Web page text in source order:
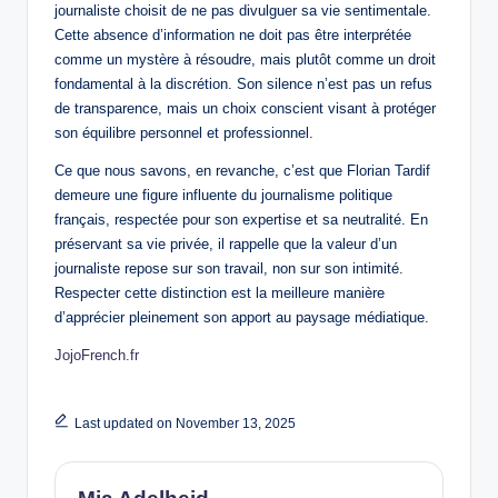
journaliste choisit de ne pas divulguer sa vie sentimentale.
Cette absence d’information ne doit pas être interprétée
comme un mystère à résoudre, mais plutôt comme un droit
fondamental à la discrétion. Son silence n’est pas un refus
de transparence, mais un choix conscient visant à protéger
son équilibre personnel et professionnel.
Ce que nous savons, en revanche, c’est que Florian Tardif
demeure une figure influente du journalisme politique
français, respectée pour son expertise et sa neutralité. En
préservant sa vie privée, il rappelle que la valeur d’un
journaliste repose sur son travail, non sur son intimité.
Respecter cette distinction est la meilleure manière
d’apprécier pleinement son apport au paysage médiatique.
JojoFrench.fr
Last updated on November 13, 2025